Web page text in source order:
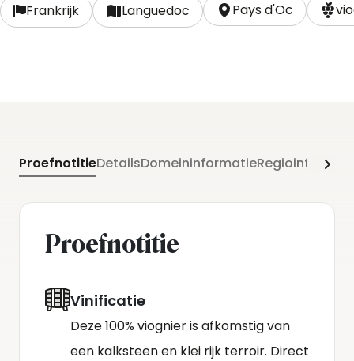
Frankrijk Languedoc Pays d'Oc
ProefnotitieDetailsDomeininformatie
Proefnotitie
Vinificatie
Deze 100% viognier is afkomstig van
een kalksteen en klei rijk terroir. Direct